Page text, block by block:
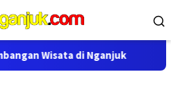
di Nganjuk PERHUTANI